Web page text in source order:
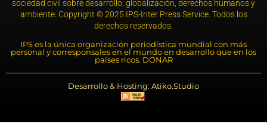
sociedad civil sobre desarrollo, globalización, derechos humanos y
ambiente. Copyright © 2025 IPS-Inter Press Service. Todos los
derechos reservados.
IPS es la única organización periodística mundial con más
personal y corresponsales en el mundo en desarrollo que en los
países ricos. DONAR
Desarrollo & Hosting: Atiko.Studio